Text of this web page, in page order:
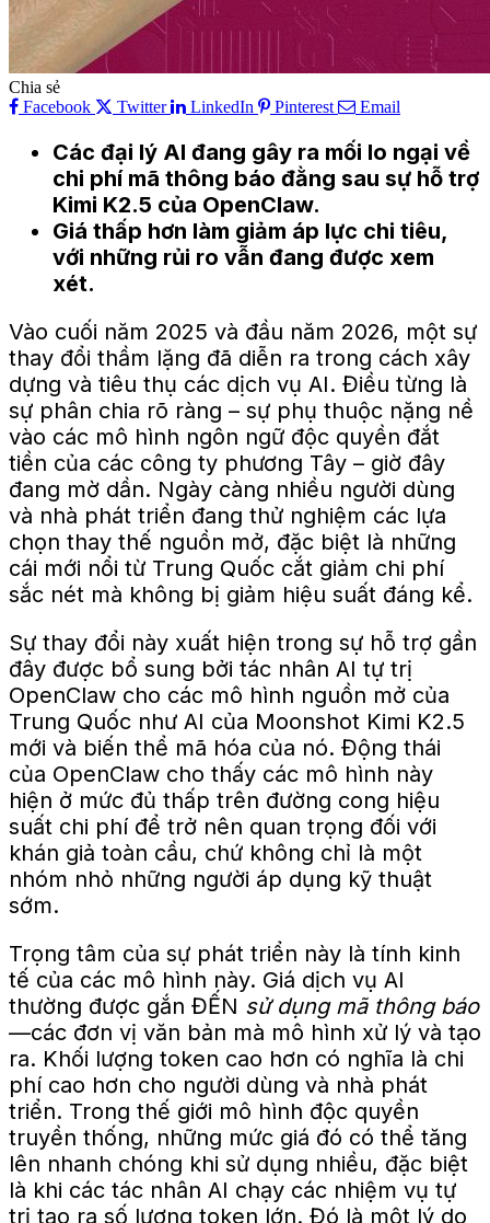
Chia sẻ
Facebook
Twitter LinkedIn Pinterest Email
Các đại lý AI đang gây ra mối lo ngại về
chi phí mã thông báo đằng sau sự hỗ trợ
Kimi K2.5 của OpenClaw.
Giá thấp hơn làm giảm áp lực chi tiêu,
với những rủi ro vẫn đang được xem
xét.
Vào cuối năm 2025 và đầu năm 2026, một sự
thay đổi thầm lặng đã diễn ra trong cách xây
dựng và tiêu thụ các dịch vụ AI. Điều từng là
sự phân chia rõ ràng – sự phụ thuộc nặng nề
vào các mô hình ngôn ngữ độc quyền đắt
tiền của các công ty phương Tây – giờ đây
đang mờ dần. Ngày càng nhiều người dùng
và nhà phát triển đang thử nghiệm các lựa
chọn thay thế nguồn mở, đặc biệt là những
cái mới nổi từ Trung Quốc cắt giảm chi phí
sắc nét mà không bị giảm hiệu suất đáng kể.
Sự thay đổi này xuất hiện trong sự hỗ trợ gần
đây được bổ sung bởi tác nhân AI tự trị
OpenClaw cho các mô hình nguồn mở của
Trung Quốc như AI của Moonshot Kimi K2.5
mới và biến thể mã hóa của nó. Động thái
của OpenClaw cho thấy các mô hình này
hiện ở mức đủ thấp trên đường cong hiệu
suất chi phí để trở nên quan trọng đối với
khán giả toàn cầu, chứ không chỉ là một
nhóm nhỏ những người áp dụng kỹ thuật
sớm.
Trọng tâm của sự phát triển này là tính kinh
tế của các mô hình này. Giá dịch vụ AI
thường được gắn ĐẾN sử dụng mã thông báo
—các đơn vị văn bản mà mô hình xử lý và tạo
ra. Khối lượng token cao hơn có nghĩa là chi
phí cao hơn cho người dùng và nhà phát
triển. Trong thế giới mô hình độc quyền
truyền thống, những mức giá đó có thể tăng
lên nhanh chóng khi sử dụng nhiều, đặc biệt
là khi các tác nhân AI chạy các nhiệm vụ tự
trị tạo ra số lượng token lớn. Đó là một lý do